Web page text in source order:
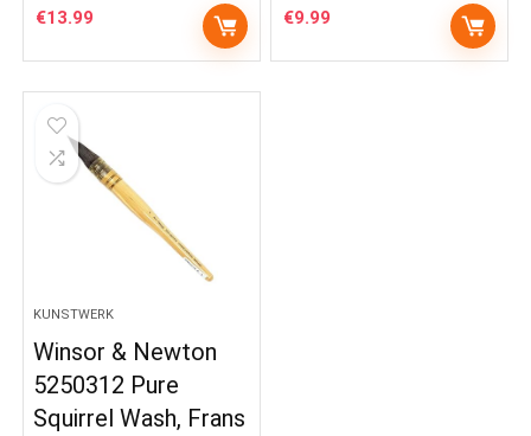
€13.99 €9.99
KUNSTWERK
Winsor & Newton
5250312 Pure
Squirrel Wash, Frans